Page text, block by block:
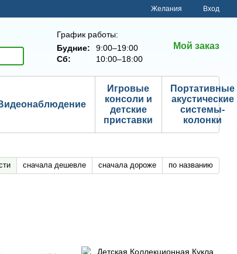
Желания Вход
График работы:
Будние:
9:00–19:00
Сб:
10:00–18:00
Мой заказ
Игровые
консоли и
детские
приставки
Портативные
акустические
системы-
колонки
сначала дешевле сначала дороже по названию